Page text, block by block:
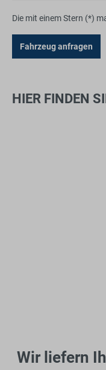
Die mit einem Stern (*)
Fahrzeug anfragen
HIER FINDEN
Wir liefern